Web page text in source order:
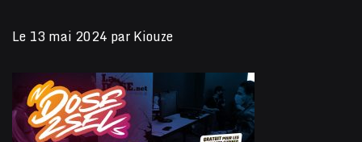
Le 13 mai 2024 parKiouze